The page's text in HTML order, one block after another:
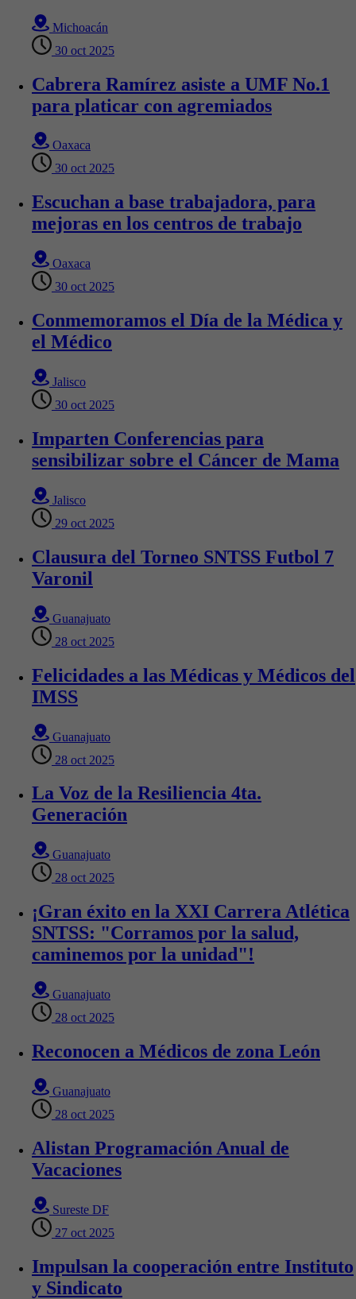
Michoacán
30 oct 2025
Cabrera Ramírez asiste a UMF No.1
para platicar con agremiados
Oaxaca
30 oct 2025
Escuchan a base trabajadora, para
mejoras en los centros de trabajo
Oaxaca
30 oct 2025
Conmemoramos el Día de la Médica y
el Médico
Jalisco
30 oct 2025
Imparten Conferencias para
sensibilizar sobre el Cáncer de Mama
Jalisco
29 oct 2025
Clausura del Torneo SNTSS Futbol 7
Varonil
Guanajuato
28 oct 2025
Felicidades a las Médicas y Médicos del
IMSS
Guanajuato
28 oct 2025
La Voz de la Resiliencia 4ta.
Generación
Guanajuato
28 oct 2025
¡Gran éxito en la XXI Carrera Atlética
SNTSS: "Corramos por la salud,
caminemos por la unidad"!
Guanajuato
28 oct 2025
Reconocen a Médicos de zona León
Guanajuato
28 oct 2025
Alistan Programación Anual de
Vacaciones
Sureste DF
27 oct 2025
Impulsan la cooperación entre Instituto
y Sindicato